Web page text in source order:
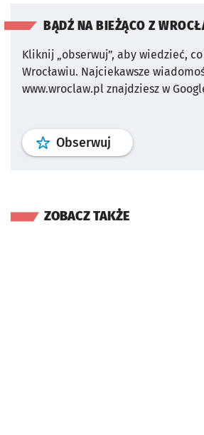
BĄDŹ NA BIEŻĄCO Z
Kliknij „obserwuj”, aby wiedzieć,
Wrocławiu. Najciekawsze
www.wroclaw.pl znajdziesz w
Obserwuj profil
ZOBACZ TAKŻE